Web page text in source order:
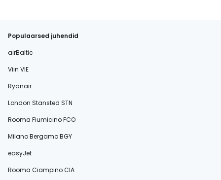
Populaarsed juhendid
airBaltic
Viin VIE
Ryanair
London Stansted STN
Rooma Fiumicino FCO
Milano Bergamo BGY
easyJet
Rooma Ciampino CIA